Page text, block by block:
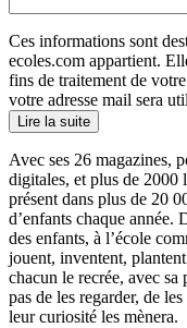
Ces informations sont
ecoles.com appartient.
fins de traitement de
votre adresse mail sera
Lire la suite
Avec ses 26 magazines,
digitales, et plus de 2000
présent dans plus de 20
d’enfants chaque année.
des enfants, à l’école
jouent, inventent,
chacun le recrée, avec
pas de les regarder, de
leur curiosité les mènera.